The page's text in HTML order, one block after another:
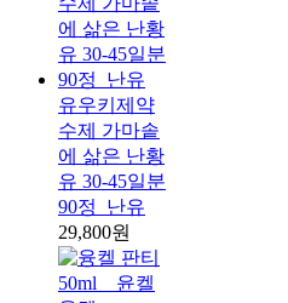
유우키제약
수제 가마솥
에 삶은 난황
유 30-45일분
90정_난유
29,800원